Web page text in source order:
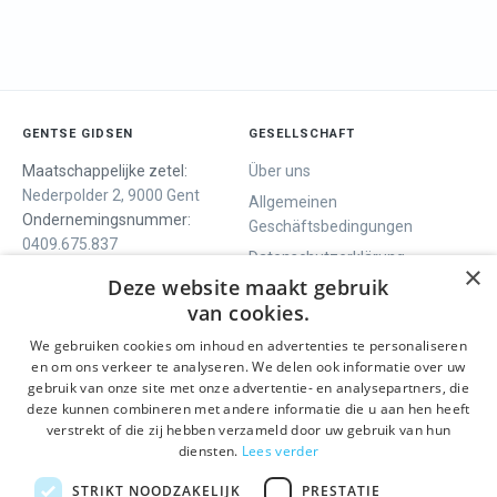
GENTSE GIDSEN
Maatschappelijke zetel:
Nederpolder 2, 9000 Gent
Ondernemingsnummer:
0409.675.837
GESELLSCHAFT
Über uns
Allgemeinen
Geschäftsbedingungen
Datenschutzerklärung
Contact
WIR BIETEN
Geführte Tour
Tagesprogramm
Aktivitäten
SOCIALS
Facebook
Instagram
LinkedIn
×
Deze website maakt gebruik
van cookies.
We gebruiken cookies om inhoud en advertenties te personaliseren
en om ons verkeer te analyseren. We delen ook informatie over uw
gebruik van onze site met onze advertentie- en analysepartners, die
deze kunnen combineren met andere informatie die u aan hen heeft
verstrekt of die zij hebben verzameld door uw gebruik van hun
diensten. Lees verder
STRIKT NOODZAKELIJK PRESTATIE